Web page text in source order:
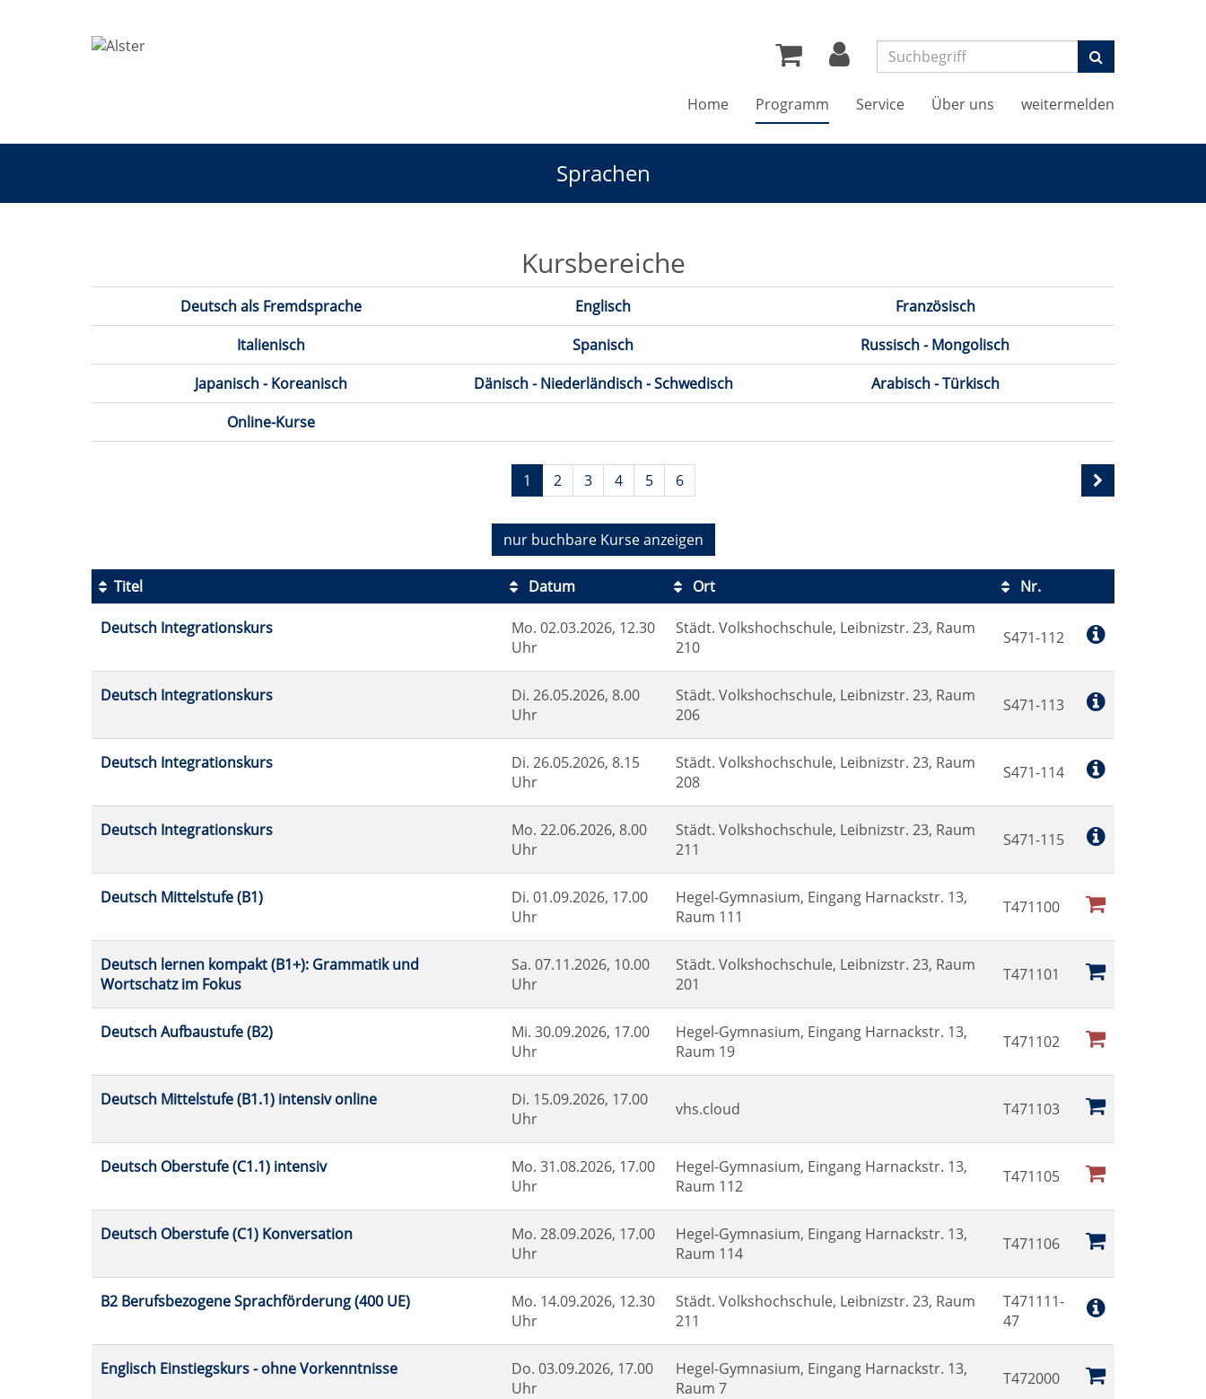
Suchen
Home Programm Service Über uns weitermelden
Sprachen
Kursbereiche
Deutsch als Fremdsprache Englisch
Französisch
Italienisch
Spanisch
Russisch - Mongolisch
Japanisch - Koreanisch
Dänisch - Niederländisch - Schwedisch
Arabisch - Türkisch
Online-Kurse
1 2 3 4 5 6
nur buchbareKurse anzeigen
Tabellenüberschriften
sortiert
werden.
Titel Datum Ort
Nr.
Kursstatus
Deutsch Integrationskurs
Mo. 02.03.2026, 12.30
Uhr
Städt. Volkshochschule, Leibnizstr. 23, Raum
210
S471-112
Deutsch Integrationskurs Di. 26.05.2026, 8.00
Uhr
Städt. Volkshochschule, Leibnizstr. 23, Raum
206
S471-113
Deutsch Integrationskurs Di. 26.05.2026, 8.15
Uhr
Städt. Volkshochschule, Leibnizstr. 23, Raum
208
S471-114
Deutsch Integrationskurs Mo. 22.06.2026, 8.00
Uhr
Städt. Volkshochschule, Leibnizstr. 23, Raum
211
S471-115
Deutsch Mittelstufe (B1) Di. 01.09.2026, 17.00
Uhr
Hegel-Gymnasium, Eingang Harnackstr. 13,
Raum 111
T471100
Deutsch lernen kompakt (B1+): Grammatik und
Wortschatz im Fokus
Sa. 07.11.2026, 10.00
Uhr
Städt. Volkshochschule, Leibnizstr. 23, Raum
201
T471101
Deutsch Aufbaustufe (B2) Mi. 30.09.2026, 17.00
Uhr
Hegel-Gymnasium, Eingang Harnackstr. 13,
Raum 19
T471102
Deutsch Mittelstufe (B1.1) intensiv online Di. 15.09.2026, 17.00
Uhr
vhs.cloud T471103
Deutsch Oberstufe (C1.1) intensiv Mo. 31.08.2026, 17.00
Uhr
Hegel-Gymnasium, Eingang Harnackstr. 13,
Raum 112
T471105
Deutsch Oberstufe (C1) Konversation Mo. 28.09.2026, 17.00
Uhr
Hegel-Gymnasium, Eingang Harnackstr. 13,
Raum 114
T471106
B2 Berufsbezogene Sprachförderung (400 UE) Mo. 14.09.2026, 12.30
Uhr
Städt. Volkshochschule, Leibnizstr. 23, Raum
211
T471111-
47
Englisch Einstiegskurs - ohne Vorkenntnisse Do. 03.09.2026, 17.00
Uhr
Hegel-Gymnasium, Eingang Harnackstr. 13,
Raum 7
T472000